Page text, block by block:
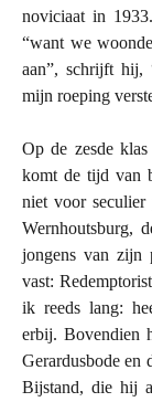
noviciaat in
“want we
aan”, schrijft hij,
mijn roeping
Op de zesde
komt de tijd van
niet voor seculier
Wernhoutsburg,
jongens van zijn
vast:
ik reeds lang:
erbij. Bovendien
Gerardusbode
Bijstand, die hij